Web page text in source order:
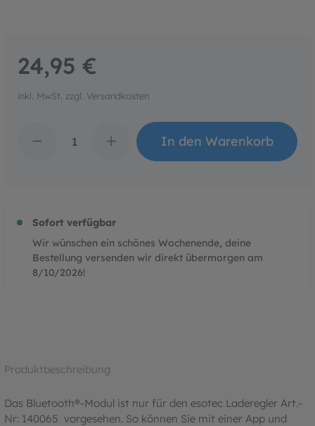
24,95 €
inkl. MwSt. zzgl. Versandkosten
Produkt Anzahl: Gib
In den Warenkorb
Sofort verfügbar
Wir wünschen ein schönes Wochenende, deine
Bestellung versenden wir direkt übermorgen am
8/10/2026!
Produktbeschreibung
Das Bluetooth®-Modul ist nur für den esotec Laderegler Art.-
Nr: 140065 vorgesehen. So können Sie mit einer App und